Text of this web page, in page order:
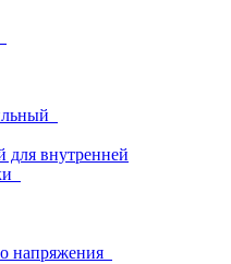
для внутренней
напряжения